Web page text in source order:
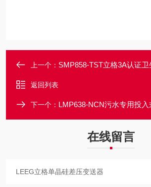
上一个： SMP858-TST立格3A认证
返回列表
下一个： LMP638-NCN污水专用投入式
在线留言